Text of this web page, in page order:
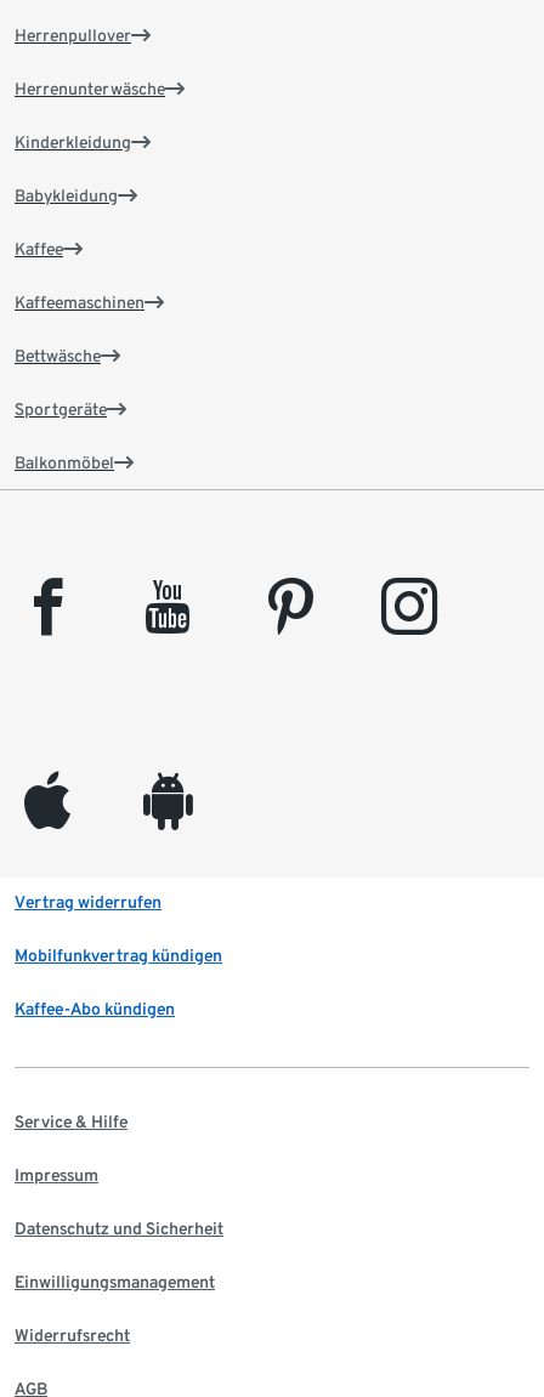
Herrenpullover
Herrenunterwäsche
Kinderkleidung
Babykleidung
Kaffee
Kaffeemaschinen
Bettwäsche
Sportgeräte
Balkonmöbel
facebook youtube pinterest instagram
appleinc android
Vertrag widerrufen
Mobilfunkvertrag kündigen
Kaffee-Abo kündigen
Service & Hilfe
Impressum
Datenschutz und Sicherheit
Einwilligungsmanagement
Widerrufsrecht
AGB